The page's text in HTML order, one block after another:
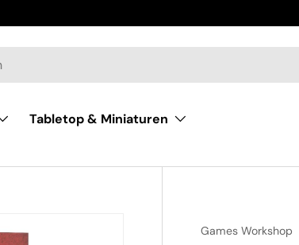
Tabletop & Miniaturen
Games Workshop